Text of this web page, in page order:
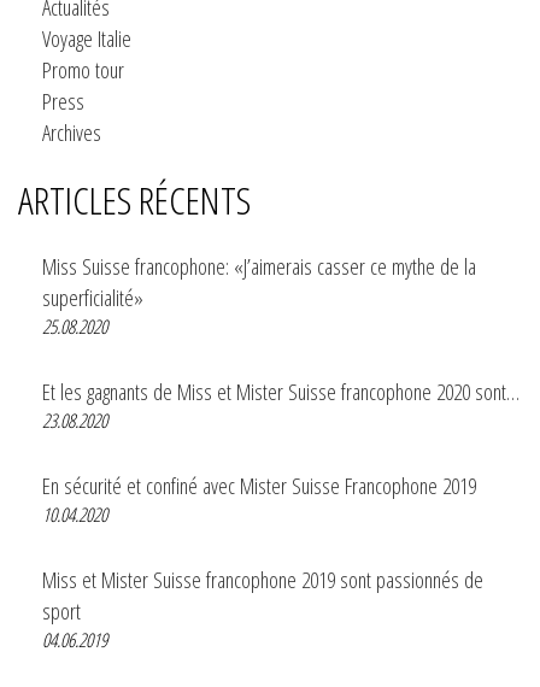
Actualités
Voyage Italie
Promo tour
Press
Archives
ARTICLES RÉCENTS
Miss Suisse francophone: «J’aimerais casser ce mythe de la
superficialité»
25.08.2020
Et les gagnants de Miss et Mister Suisse francophone 2020 sont…
23.08.2020
En sécurité et confiné avec Mister Suisse Francophone 2019
10.04.2020
Miss et Mister Suisse francophone 2019 sont passionnés de
sport
04.06.2019